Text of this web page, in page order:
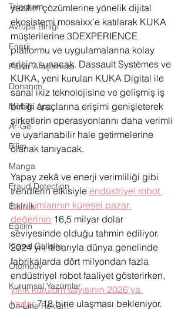
Telegram
Avrupa Birliği
Enerji
Pazar Araştırması
Donanım
Mobile App
Ar-Ge
Bilim
Manga
Fraud Detection
Etkinlik
Eğitim
Kişisel Gelişim
Otomotiv
Kurumsal Yazılımlar
On-Line Reklam
yazılım çözümlerine yönelik dijital
ekosistemi mosaixx’e katılarak KUKA
müşterilerine 3DEXPERIENCE
platformu ve uygulamalarına kolay
erişim sunacak. Dassault Systèmes ve
KUKA, yeni kurulan KUKA Digital ile
sanal ikiz teknolojisine ve gelişmiş iş
birliği araçlarına erişimi genişleterek
şirketlerin operasyonlarını daha verimli
ve uyarlanabilir hale getirmelerine
olanak tanıyacak.
Yapay zekâ ve enerji verimliliği gibi
trendlerin etkisiyle endüstriyel robot
kurulumlarının küresel pazar
değerinin 16,5 milyar dolar
seviyesinde olduğu tahmin ediliyor.
2024 yılı itibarıyla dünya genelinde
fabrikalarda dört milyondan fazla
endüstriyel robot faaliyet gösterirken,
yıllık kurulum sayısının 2026'ya
kadar 718 bine ulaşması bekleniyor.